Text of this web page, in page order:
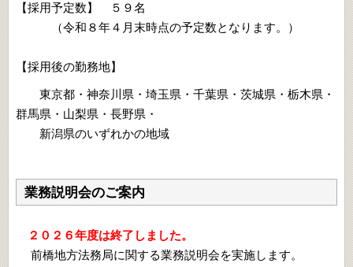
【採用予定数】 ５９名
（令和８年４月末時点の予定数となります。）
【採用後の勤務地】
東京都・神奈川県・埼玉県・千葉県・茨城県・栃木県・
群馬県・山梨県・長野県・
新潟県のいずれかの地域
業務説明会のご案内
２０２６年度は終了しました。
前橋地方法務局に関する業務説明会を実施します。